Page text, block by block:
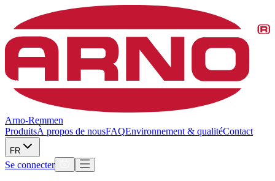
Arno-Remmen
ProduitsÀ propos de nousFAQEnvironnement & qualitéContact
FR
Se connecter